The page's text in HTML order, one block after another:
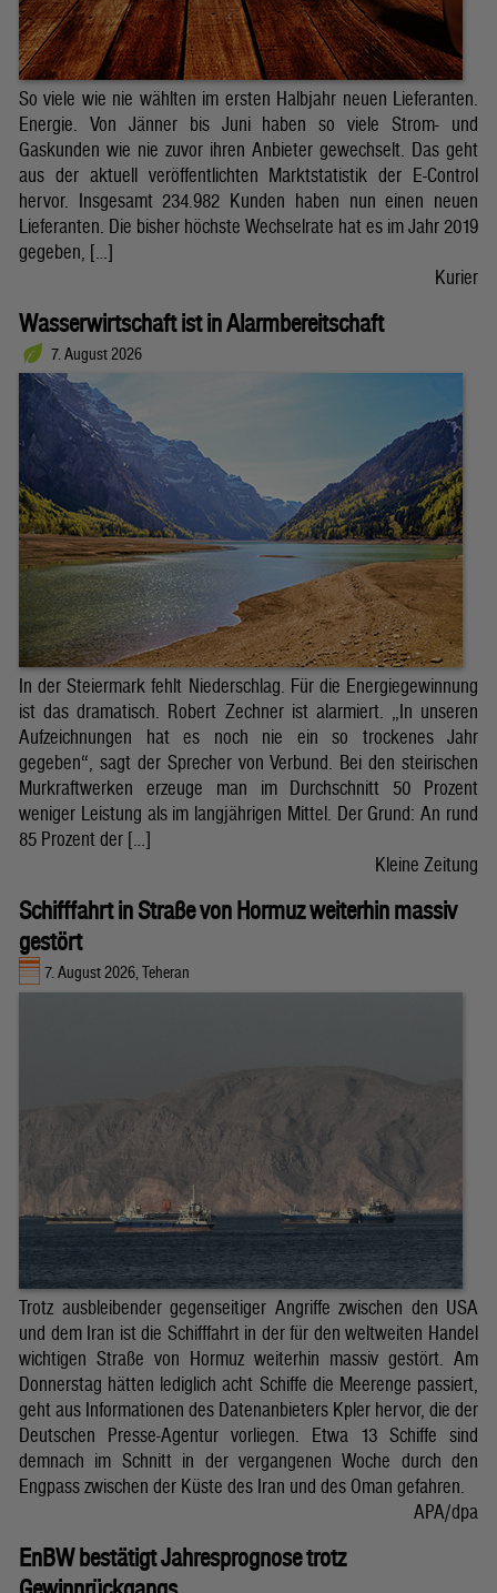
So viele wie nie wählten im ersten Halbjahr neuen Lieferanten.
Energie. Von Jänner bis Juni haben so viele Strom- und
Gaskunden wie nie zuvor ihren Anbieter gewechselt. Das geht
aus der aktuell veröffentlichten Marktstatistik der E-Control
hervor. Insgesamt 234.982 Kunden haben nun einen neuen
Lieferanten. Die bisher höchste Wechselrate hat es im Jahr 2019
gegeben, […]
Kurier
Wasserwirtschaft ist in Alarmbereitschaft
7. August 2026
In der Steiermark fehlt Niederschlag. Für die Energiegewinnung
ist das dramatisch. Robert Zechner ist alarmiert. „In unseren
Aufzeichnungen hat es noch nie ein so trockenes Jahr
gegeben“, sagt der Sprecher von Verbund. Bei den steirischen
Murkraftwerken erzeuge man im Durchschnitt 50 Prozent
weniger Leistung als im langjährigen Mittel. Der Grund: An rund
85 Prozent der […]
Kleine Zeitung
Schifffahrt in Straße von Hormuz weiterhin massiv
gestört
7. August 2026, Teheran
Trotz ausbleibender gegenseitiger Angriffe zwischen den USA
und dem Iran ist die Schifffahrt in der für den weltweiten Handel
wichtigen Straße von Hormuz weiterhin massiv gestört. Am
Donnerstag hätten lediglich acht Schiffe die Meerenge passiert,
geht aus Informationen des Datenanbieters Kpler hervor, die der
Deutschen Presse-Agentur vorliegen. Etwa 13 Schiffe sind
demnach im Schnitt in der vergangenen Woche durch den
Engpass zwischen der Küste des Iran und des Oman gefahren.
APA/dpa
EnBW bestätigt Jahresprognose trotz